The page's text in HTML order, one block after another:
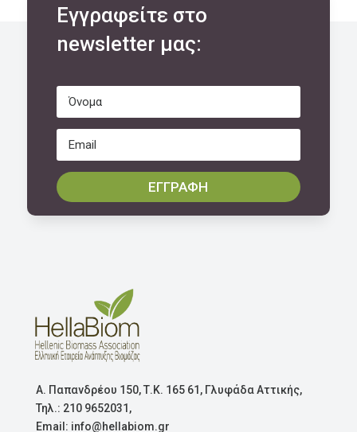
Εγγραφείτε στο
newsletter μας:
ΕΓΓΡΑΦΗ
Α. Παπανδρέου 150, Τ.Κ. 165 61, Γλυφάδα Αττικής,
Τηλ.: 210 9652031,
Email: info@hellabiom.gr